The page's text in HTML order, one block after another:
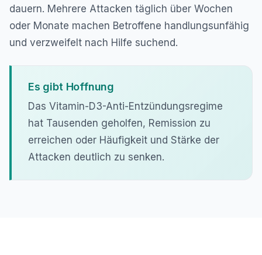
dauern. Mehrere Attacken täglich über Wochen
oder Monate machen Betroffene handlungsunfähig
und verzweifelt nach Hilfe suchend.
Es gibt Hoffnung
Das Vitamin-D3-Anti-Entzündungsregime
hat Tausenden geholfen, Remission zu
erreichen oder Häufigkeit und Stärke der
Attacken deutlich zu senken.